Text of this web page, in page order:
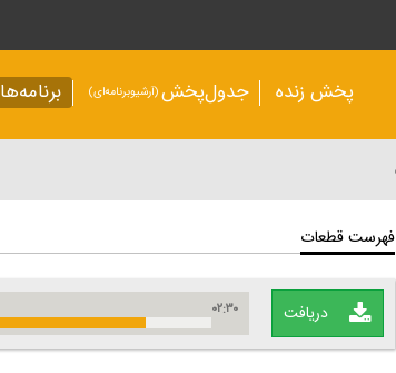
پخش زنده جدول‌پخش(آرشیو‌برنامه‌ای) برنامه‌ها
فهرست قطعات
دریافت ۰۲:۳۰